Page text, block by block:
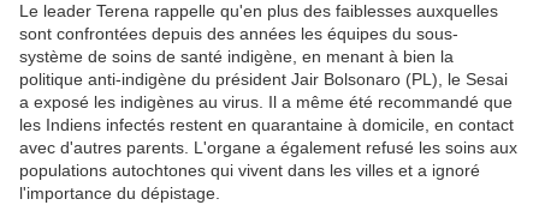
Le leader Terena rappelle qu'en plus des faiblesses auxquelles
sont confrontées depuis des années les équipes du sous-
système de soins de santé indigène, en menant à bien la
politique anti-indigène du président Jair Bolsonaro (PL), le Sesai
a exposé les indigènes au virus. Il a même été recommandé que
les Indiens infectés restent en quarantaine à domicile, en contact
avec d'autres parents. L'organe a également refusé les soins aux
populations autochtones qui vivent dans les villes et a ignoré
l'importance du dépistage.